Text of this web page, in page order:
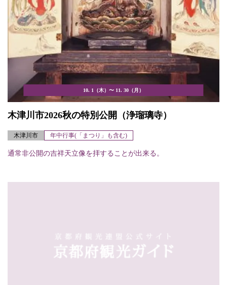
10. 1（木）〜 11. 30（月）
木津川市2026秋の特別公開（浄瑠璃寺）
木津川市 年中行事(「まつり」も含む)
通常非公開の吉祥天立像を拝することが出来る。